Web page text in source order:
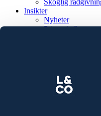
Insikter
Nyheter
Prisstatistik
Integritetsmeddelande